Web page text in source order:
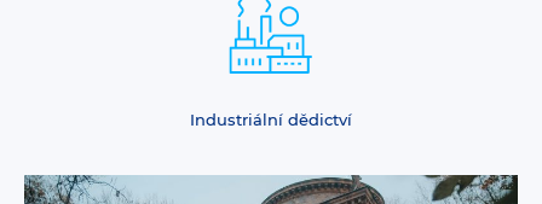
Industriální dědictví